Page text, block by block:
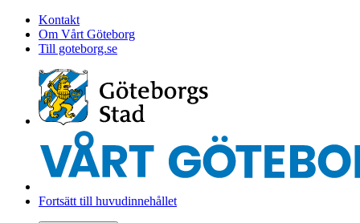
Kontakt
Om Vårt Göteborg
Till goteborg.se
Fortsätt till huvudinnehållet